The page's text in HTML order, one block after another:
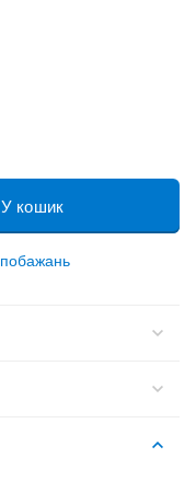
У кошик